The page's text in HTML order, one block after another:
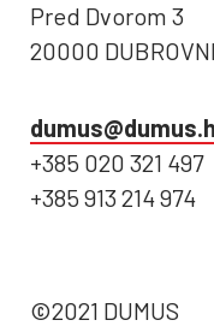
Pred Dvorom 3
20000
+385 020 321 497
+385 913 214 974
©2021 DUMUS